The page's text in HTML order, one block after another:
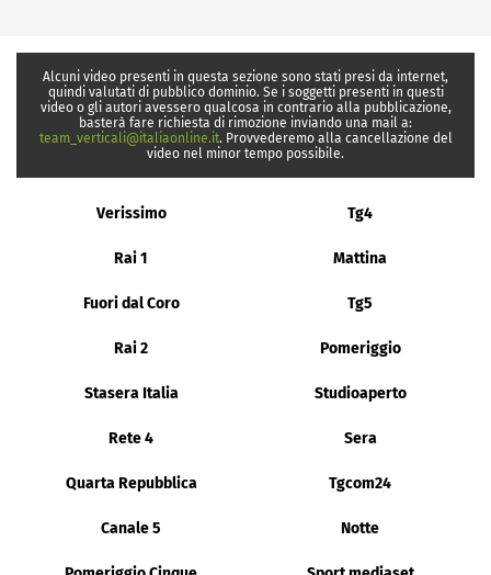
Alcuni video presenti in questa sezione sono stati presi da internet,
quindi valutati di pubblico dominio. Se i soggetti presenti in questi
video o gli autori avessero qualcosa in contrario alla pubblicazione,
basterà fare richiesta di rimozione inviando una mail a:
team_verticali@italiaonline.it. Provvederemo alla cancellazione del
video nel minor tempo possibile.
Verissimo Tg4
Rai 1 Mattina
Fuori dal Coro Tg5
Rai 2 Pomeriggio
Stasera Italia Studioaperto
Rete 4 Sera
Quarta Repubblica Tgcom24
Canale 5 Notte